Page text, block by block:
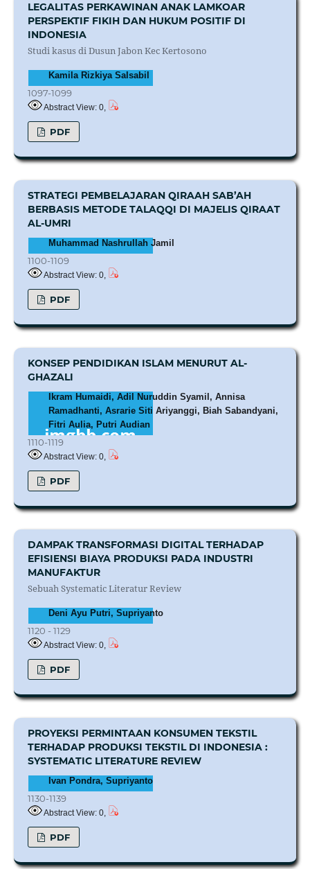
LEGALITAS PERKAWINAN ANAK LAMKOAR
PERSPEKTIF FIKIH DAN HUKUM POSITIF DI
INDONESIA
Studi kasus di Dusun Jabon Kec Kertosono
Kamila Rizkiya Salsabil
1097-1099
Abstract View: 0,
PDF
STRATEGI PEMBELAJARAN QIRAAH SAB’AH
BERBASIS METODE TALAQQI DI MAJELIS QIRAAT
AL-UMRI
Muhammad Nashrullah Jamil
1100-1109
Abstract View: 0,
PDF
KONSEP PENDIDIKAN ISLAM MENURUT AL-
GHAZALI
Ikram Humaidi, Adil Nuruddin Syamil, Annisa
Ramadhanti, Asrarie Siti Ariyanggi, Biah Sabandyani,
Fitri Aulia, Putri Audian
1110-1119
Abstract View: 0,
PDF
DAMPAK TRANSFORMASI DIGITAL TERHADAP
EFISIENSI BIAYA PRODUKSI PADA INDUSTRI
MANUFAKTUR
Sebuah Systematic Literatur Review
Deni Ayu Putri, Supriyanto
1120 - 1129
Abstract View: 0,
PDF
PROYEKSI PERMINTAAN KONSUMEN TEKSTIL
TERHADAP PRODUKSI TEKSTIL DI INDONESIA :
SYSTEMATIC LITERATURE REVIEW
Ivan Pondra, Supriyanto
1130-1139
Abstract View: 0,
PDF